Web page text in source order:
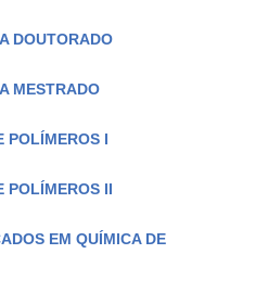
DOUTORADO
MESTRADO
POLÍMEROS I
POLÍMEROS II
EM QUÍMICA DE